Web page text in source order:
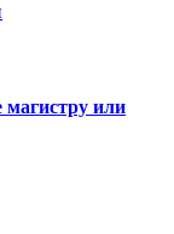
магистру или